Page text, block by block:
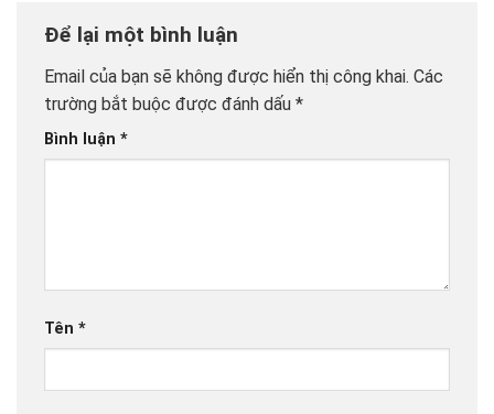
Để lại một bình luận
Email của bạn sẽ không được hiển thị công khai. Các
trường bắt buộc được đánh dấu *
Bình luận *
Tên *